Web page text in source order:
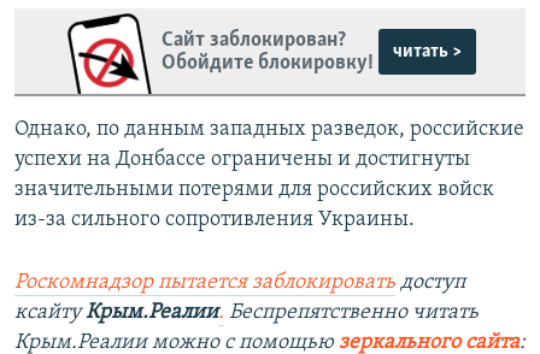
Сайт заблокирован?
Обойдите блокировку!
читать >
Однако, по данным западных разведок, российские
успехи на Донбассе ограничены и достигнуты
значительными потерями для российских войск
из-за сильного сопротивления Украины.
Роскомнадзор пытается заблокировать доступ
ксайтуКрым.Реалии. Беспрепятственно читать
Крым.Реалии можно с помощью зеркального сайта: